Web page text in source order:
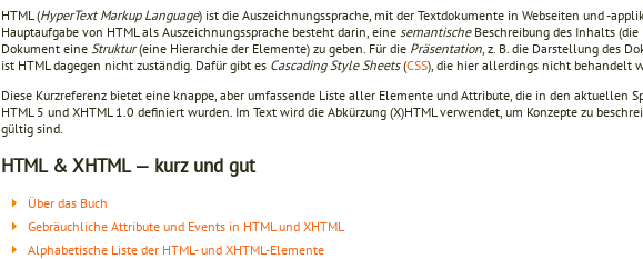
HTML (HyperText Markup Language) ist die Auszeichnungssprache, mit der Textdokumente in Webseiten und -
Hauptaufgabe von HTML als Auszeichnungssprache besteht darin, eine semantischeBeschreibung des Inhalts
Dokument eine Struktur(eine Hierarchie der Elemente) zu geben. Für die Präsentation , z. B. die Darstellung des
ist HTML dagegen nicht zuständig. Dafür gibt es Cascading Style Sheets(CSS), die hier allerdings nicht behandelt
Diese Kurzreferenz bietet eine knappe, aber umfassende Liste aller Elemente und Attribute, die in den aktuellen
HTML 5 und XHTML 1.0 definiert wurden. Im Text wird die Abkürzung (X)HTML verwendet, um Konzepte zu
gültig sind.
HTML & XHTML — kurz und gut
Über das Buch
Gebräuchliche Attribute und Events in HTML und XHTML
Alphabetische Liste der HTML- und XHTML-Elemente